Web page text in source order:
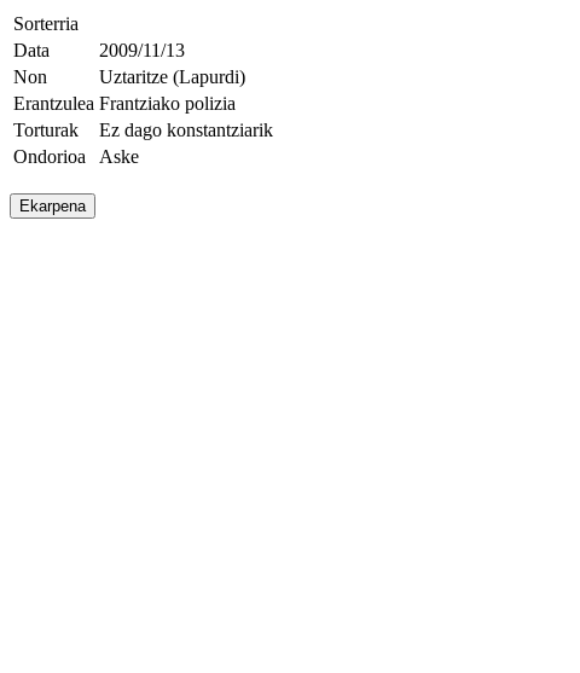
Sorterria
Data
2009/11/13
Non
Uztaritze (Lapurdi)
Erantzulea Frantziako polizia
Torturak
Ez dago konstantziarik
Ondorioa
Aske